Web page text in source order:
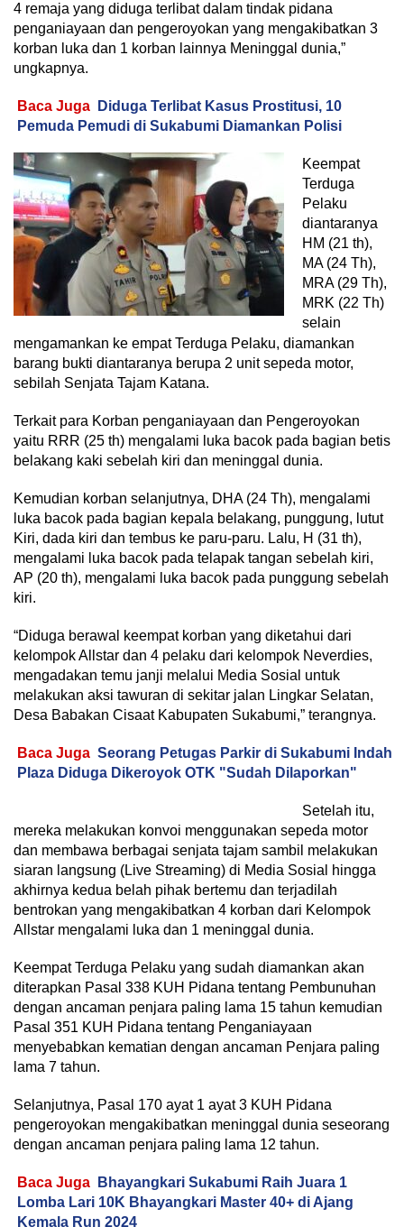
4 remaja yang diduga terlibat dalam tindak pidana
penganiayaan dan pengeroyokan yang mengakibatkan 3
korban luka dan 1 korban lainnya Meninggal dunia,”
ungkapnya.
Baca Juga
Diduga Terlibat Kasus Prostitusi, 10
Pemuda Pemudi di Sukabumi Diamankan Polisi
Keempat
Terduga
Pelaku
diantaranya
HM (21 th),
MA (24 Th),
MRA (29 Th),
MRK (22 Th)
selain
mengamankan ke empat Terduga Pelaku, diamankan
barang bukti diantaranya berupa 2 unit sepeda motor,
sebilah Senjata Tajam Katana.
Terkait para Korban penganiayaan dan Pengeroyokan
yaitu RRR (25 th) mengalami luka bacok pada bagian betis
belakang kaki sebelah kiri dan meninggal dunia.
Kemudian korban selanjutnya, DHA (24 Th), mengalami
luka bacok pada bagian kepala belakang, punggung, lutut
Kiri, dada kiri dan tembus ke paru-paru. Lalu, H (31 th),
mengalami luka bacok pada telapak tangan sebelah kiri,
AP (20 th), mengalami luka bacok pada punggung sebelah
kiri.
“Diduga berawal keempat korban yang diketahui dari
kelompok Allstar dan 4 pelaku dari kelompok Neverdies,
mengadakan temu janji melalui Media Sosial untuk
melakukan aksi tawuran di sekitar jalan Lingkar Selatan,
Desa Babakan Cisaat Kabupaten Sukabumi,” terangnya.
Baca Juga Seorang Petugas Parkir di Sukabumi Indah
Plaza Diduga Dikeroyok OTK "Sudah Dilaporkan"
Setelah itu,
mereka melakukan konvoi menggunakan sepeda motor
dan membawa berbagai senjata tajam sambil melakukan
siaran langsung (Live Streaming) di Media Sosial hingga
akhirnya kedua belah pihak bertemu dan terjadilah
bentrokan yang mengakibatkan 4 korban dari Kelompok
Allstar mengalami luka dan 1 meninggal dunia.
Keempat Terduga Pelaku yang sudah diamankan akan
diterapkan Pasal 338 KUH Pidana tentang Pembunuhan
dengan ancaman penjara paling lama 15 tahun kemudian
Pasal 351 KUH Pidana tentang Penganiayaan
menyebabkan kematian dengan ancaman Penjara paling
lama 7 tahun.
Selanjutnya, Pasal 170 ayat 1 ayat 3 KUH Pidana
pengeroyokan mengakibatkan meninggal dunia seseorang
dengan ancaman penjara paling lama 12 tahun.
Baca Juga
Bhayangkari Sukabumi Raih Juara 1
Lomba Lari 10K Bhayangkari Master 40+ di Ajang
Kemala Run 2024